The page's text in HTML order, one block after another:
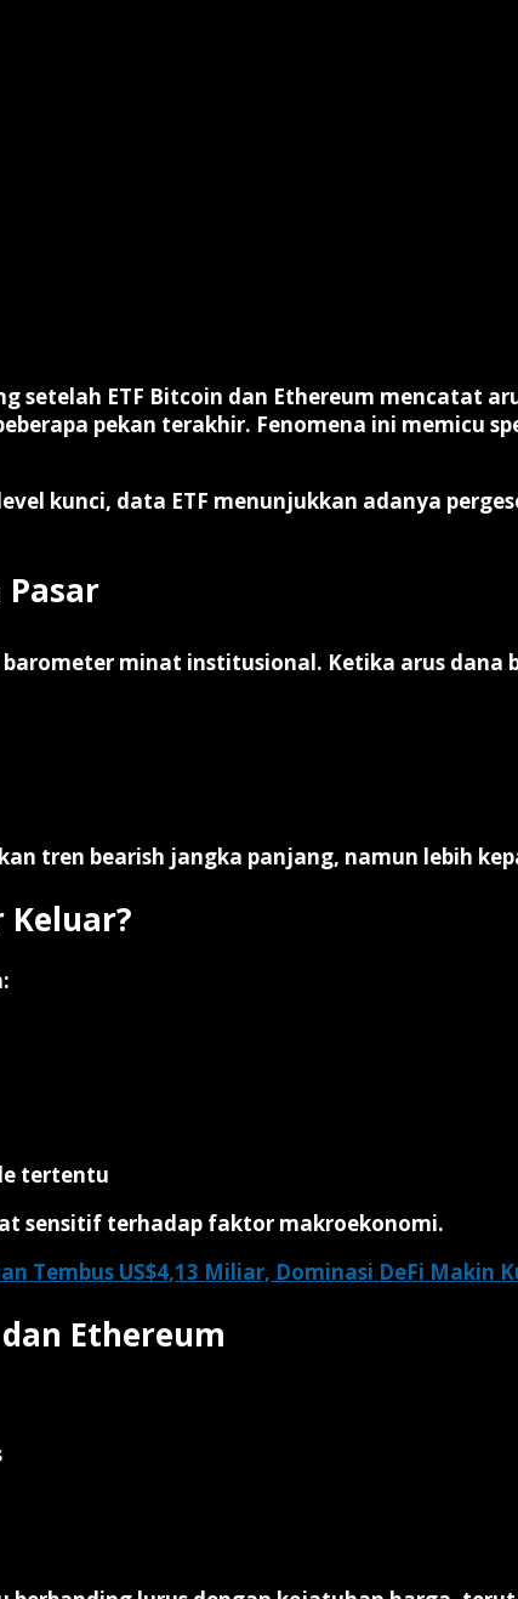
setelah ETF Bitcoin dan Ethereum mencatat
pekan terakhir. Fenomena ini memicu
kunci, data ETF menunjukkan adanya
Pasar
minat institusional. Ketika arus dana
tren bearish jangka panjang, namun lebih
Keluar?
tertentu
sensitif terhadap faktor makroekonomi.
Tembus US$4,13 Miliar, Dominasi DeFi Makin
Ethereum